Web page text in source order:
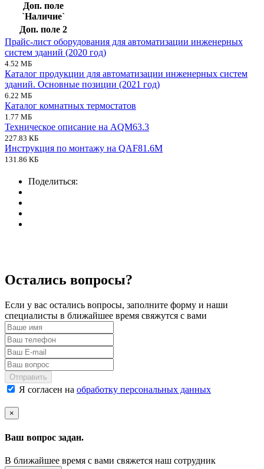
Доп. поле
`Наличие`
Доп. поле 2
Прайс-лист оборудования для автоматизации инженерных
систем зданий (2020 год)
4.52 МБ
Каталог продукции для автоматизации инженерных систем
зданий. Основные позиции (2021 год)
6.22 МБ
Каталог комнатных термостатов
1.77 МБ
Техническое описание на AQM63.3
227.83 КБ
Инструкция по монтажу на QAF81.6M
131.86 КБ
Поделиться:
Остались вопросы?
Если у вас остались вопросы, заполните форму и наши
специалисты в ближайшее время свяжутся с вами
Отправить
Я согласен на обработку персональных данных
×
Ваш вопрос задан.
В ближайшее время с вами свяжется наш сотрудник